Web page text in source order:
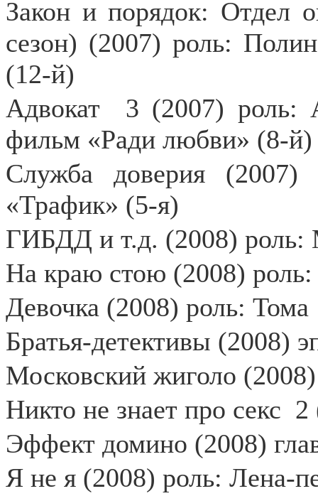
Закон и порядок: Отдел
сезон) (2007) роль:
(12-й)
Адвокат
3 (2007) роль:
фильм «Ради любви» (8-й)
Служба доверия (2007)
«Трафик» (5-я)
ГИБДД и т.д. (2008)
На краю стою (2008)
Девочка (2008) роль: Тома
Братья-детективы (2008)
Московский жиголо
Никто не знает про секс 2
Эффект домино (2008)
Я не я (2008) роль: Лена-